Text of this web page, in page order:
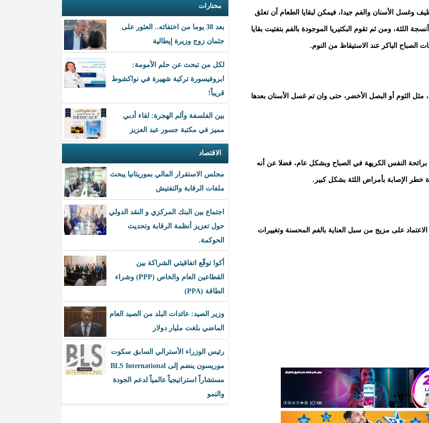
مختارات
بعد 38 يوما من اختفائه.. العثور على
جثمان زوج وزيرة إيطالية
لكل من تبحث عن حلم الأمومة:
ابروفيسورة تركية شهيرة في نواكشوط
قريباً!
بين الفلسفة وألم الهجرة: لقاء أدبي
مميز في مكتبة جسور عبد العزيز
الاقتصاد
مجلس الاستقرار المالي بموريتانيا يبحث
ملفات الرقابة والتفتيش
اجتماع بين البنك المركزي و النقد الدولي
حول تعزيز أنظمة الرقابة وتحديث
الحوكمة.
أكوا توقّع اتفاقيتي الشراكة بين
القطاعين العام والخاص (PPP) وشراء
الطاقة (PPA)
وزير الصيد: عائدات البلد من الصيد العام
الماضي بلغت مليار دولار
رئيس الوزراء الأسترالي السابق سكوت
موريسون ينضم إلى BLS International
مستشاراً استراتيجياً عالمياً لدعم الجودة
والنمو
وغسل الأسنان والفم جيدا، فيمكن لبقايا الطعام أن تعلق
ومن ثم تقوم البكتيريا الموجودة بالفم بتفتيت بقايا
الصباح الباكر عند الاستيقاظ من النوم.
مثل الثوم أو البصل الأخضر، حتى وان تم غسل الأسنان بعدها
برائحة النفس الكريهة في الصباح وبشكل عام، فضلا عن أنه
خطر الإصابة بأمراض اللثة بشكل كبير.
على مزيج من سبل العناية بالفم المحسنة وتغييرات